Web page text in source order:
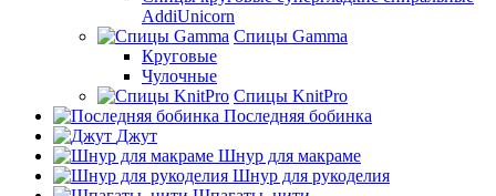
AddiUnicorn
Спицы Gamma
Круговые
Чулочные
Спицы KnitPro
Последняя бобинка
Джут
Шнур для макраме
Шнур для рукоделия